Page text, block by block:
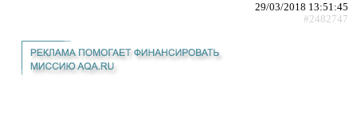
29/03/2018 13:51:45
#2482747